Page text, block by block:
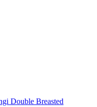
Double Breasted